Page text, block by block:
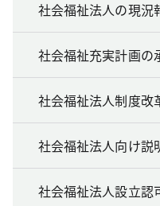
社会福祉法人の現況
社会福祉充実計画の
社会福祉法人制度改
社会福祉法人向け説
社会福祉法人設立認